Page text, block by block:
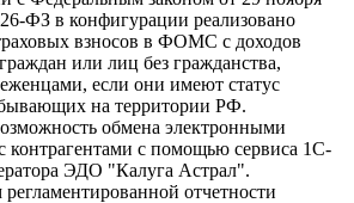
ФЗ в конфигурации реализовано
взносов в ФОМС с доходов
или лиц без гражданства,
если они имеют статус
на территории РФ.
обмена электронными
контрагентами с помощью сервиса 1С-
ЭДО "Калуга Астрал".
отчетности